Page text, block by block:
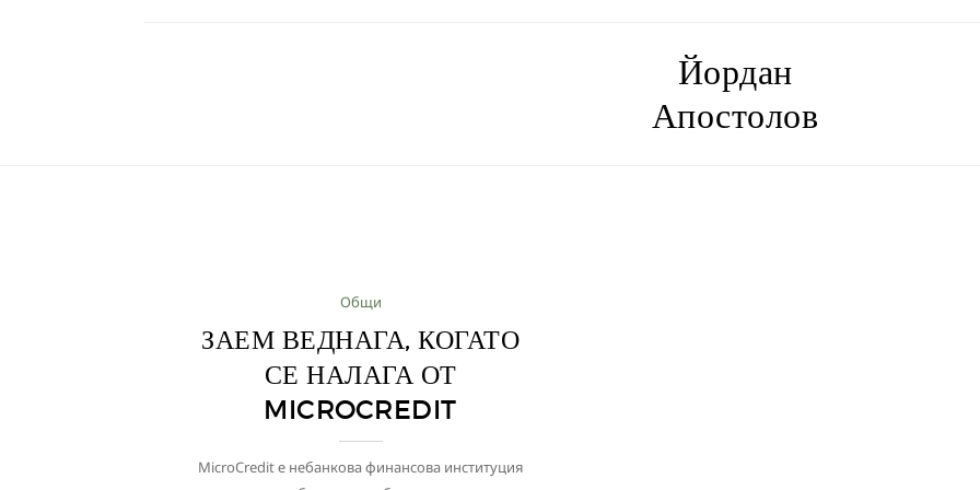
Йордан
Апостолов
Общи
ЗАЕМ ВЕДНАГА, КОГАТО
СЕ НАЛАГА ОТ
MICROCREDIT
MicroCredit е небанкова финансова институция